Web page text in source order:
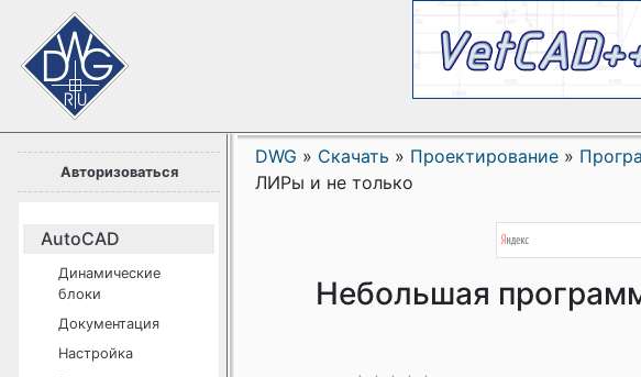
Авторизоваться
AutoCAD
Динамические
блоки
Документация
Настройка
DWG » Скачать » Проектирование »
ЛИРы и не только
Небольшая